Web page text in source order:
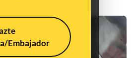
Embajador